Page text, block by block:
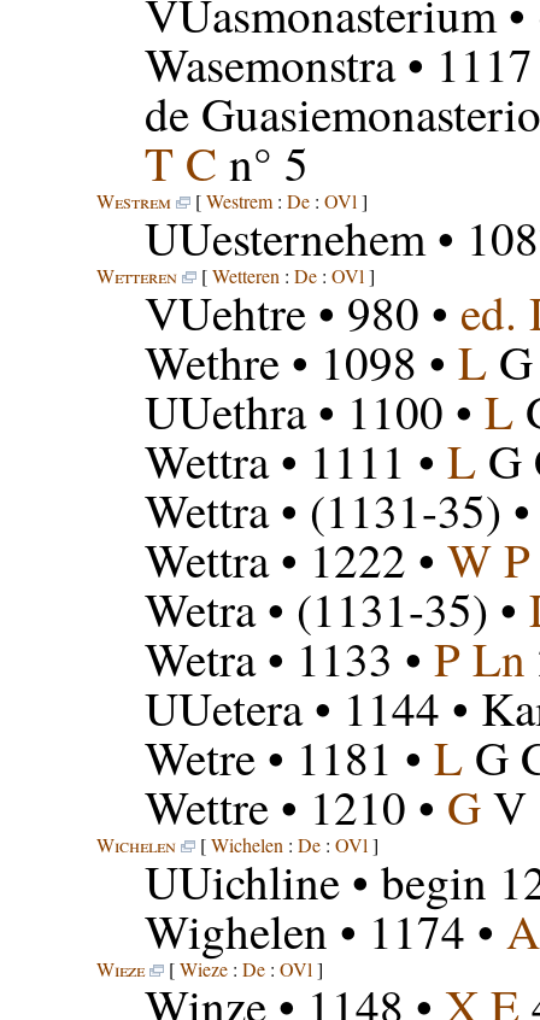
VUasmonasterium•
Wasemonstra•
de Guasiemonasterio
T C n° 5
Westrem [Westrem: De: OVl ]
UUesternehem•
Wetteren [Wetteren : De: OVl ]
VUehtre• 980 • ed.
Wethre• 1098 • LG
UUethra• 1100 • L
Wettra• 1111 • LG
Wettra• (1131-35)
Wettra• 1222 • W P
Wetra• (1131-35) •
Wetra• 1133 • P Ln
UUetera• 1144 •
Wetre• 1181 • LG
Wettre• 1210 • GV
Wichelen [Wichelen : De: OVl ]
UUichline• begin
Wighelen • 1174 •
Wieze [Wieze: De: OVl ]
Winze• 1148 • X E